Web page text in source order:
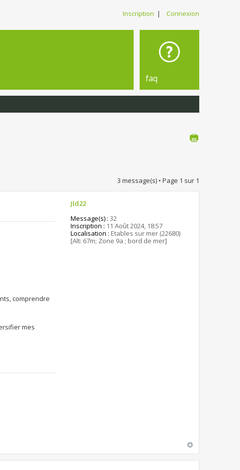
Inscription | Connexion
faq
3 message(s) • Page 1 sur 1
comprendre
mes
Jld22
Message(s) : 32
Inscription : 11 Août 2024, 18:57
Localisation : Etables sur mer (22680)
[Alt: 67m; Zone 9a ; bord de mer]